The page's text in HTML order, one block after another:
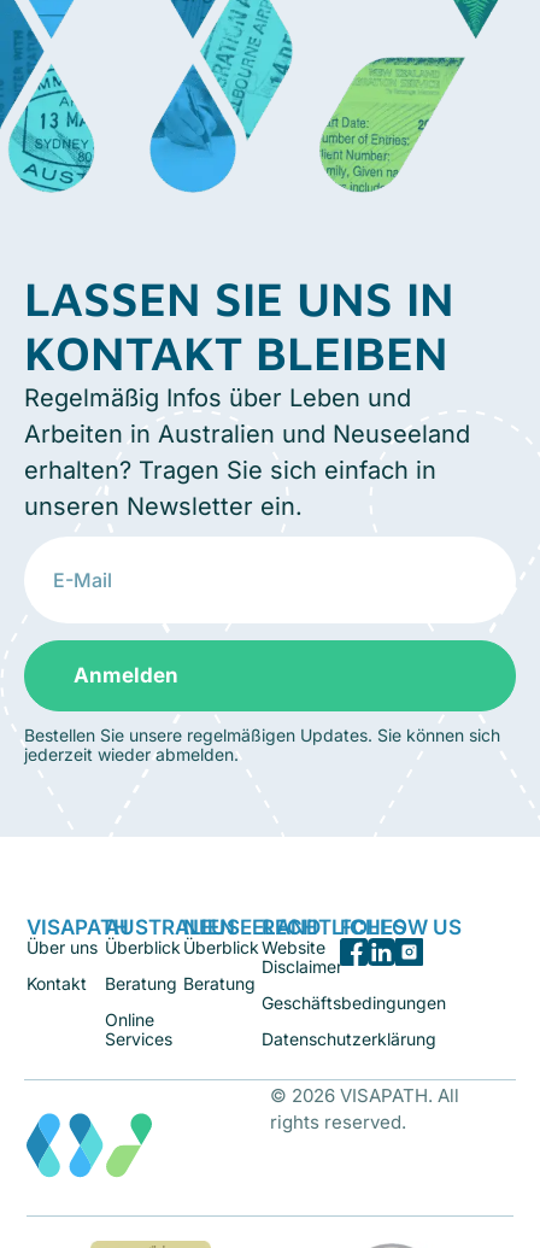
LASSEN SIE UNS IN
KONTAKT BLEIBEN
Regelmäßig Infos über Leben und
Arbeiten in Australien und Neuseeland
erhalten? Tragen Sie sich einfach in
unseren Newsletter ein.
Anmelden
Bestellen Sie unsere regelmäßigen Updates. Sie können sich
jederzeit wieder abmelden.
VISAPATH
Über uns
Kontakt
AUSTRALIEN
Überblick
Beratung
Online
Services
NEUSEELAND
Überblick
Beratung
RECHTLICHES
Website
Disclaimer
Geschäftsbedingungen
Datenschutzerklärung
FOLLOW US
© 2026 VISAPATH. All
rights reserved.